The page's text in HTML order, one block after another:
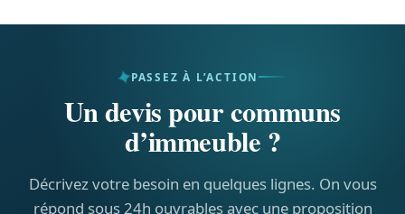
PASSEZ À L’ACTION
Un devis pour communs
d’immeuble ?
Décrivez votre besoin en quelques lignes. On vous
répond sous 24h ouvrables avec une proposition